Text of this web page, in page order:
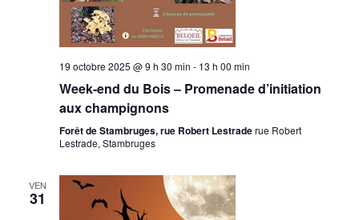
19 octobre 2025 @ 9 h 30 min - 13 h 00 min
Week-end du Bois – Promenade d’initiation
aux champignons
Forêt de Stambruges, rue Robert Lestraderue Robert
Lestrade, Stambruges
VEN
31